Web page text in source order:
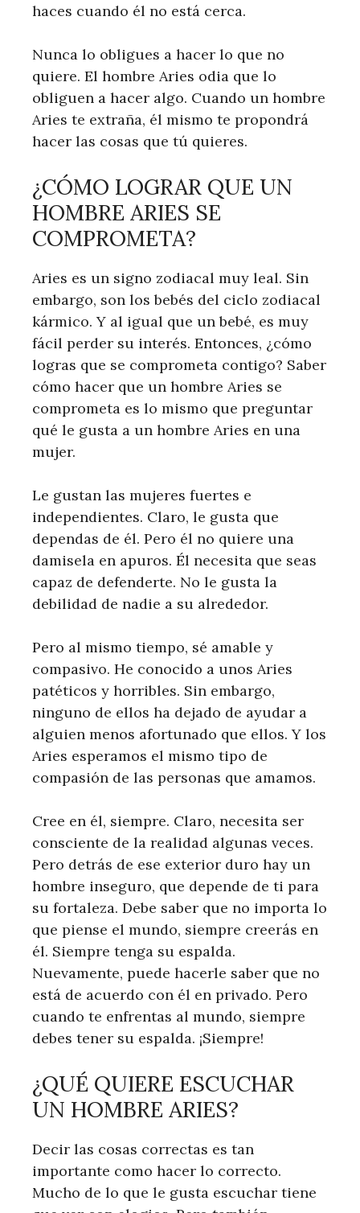
haces cuando él no está cerca.
Nunca lo obligues a hacer lo que no
quiere. El hombre Aries odia que lo
obliguen a hacer algo. Cuando un hombre
Aries te extraña, él mismo te propondrá
hacer las cosas que tú quieres.
¿CÓMO LOGRAR QUE UN
HOMBRE ARIES SE
COMPROMETA?
Aries es un signo zodiacal muy leal. Sin
embargo, son los bebés del ciclo zodiacal
kármico. Y al igual que un bebé, es muy
fácil perder su interés. Entonces, ¿cómo
logras que se comprometa contigo? Saber
cómo hacer que un hombre Aries se
comprometa es lo mismo que preguntar
qué le gusta a un hombre Aries en una
mujer.
Le gustan las mujeres fuertes e
independientes. Claro, le gusta que
dependas de él. Pero él no quiere una
damisela en apuros. Él necesita que seas
capaz de defenderte. No le gusta la
debilidad de nadie a su alrededor.
Pero al mismo tiempo, sé amable y
compasivo. He conocido a unos Aries
patéticos y horribles. Sin embargo,
ninguno de ellos ha dejado de ayudar a
alguien menos afortunado que ellos. Y los
Aries esperamos el mismo tipo de
compasión de las personas que amamos.
Cree en él, siempre. Claro, necesita ser
consciente de la realidad algunas veces.
Pero detrás de ese exterior duro hay un
hombre inseguro, que depende de ti para
su fortaleza. Debe saber que no importa lo
que piense el mundo, siempre creerás en
él. Siempre tenga su espalda.
Nuevamente, puede hacerle saber que no
está de acuerdo con él en privado. Pero
cuando te enfrentas al mundo, siempre
debes tener su espalda. ¡Siempre!
¿QUÉ QUIERE ESCUCHAR
UN HOMBRE ARIES?
Decir las cosas correctas es tan
importante como hacer lo correcto.
Mucho de lo que le gusta escuchar tiene